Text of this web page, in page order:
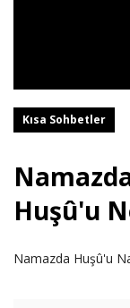
Kısa Sohbetler
Huşû'u
Namazda Huşû'u